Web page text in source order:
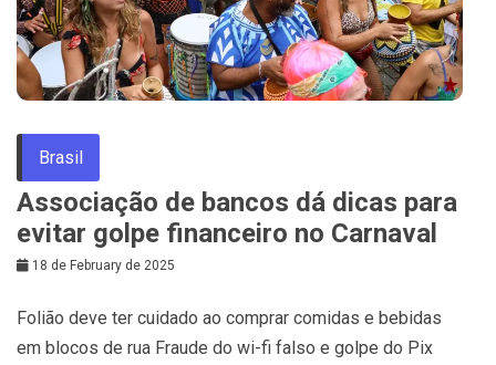
Brasil
Associação de bancos dá dicas para
evitar golpe financeiro no Carnaval
18 de February de 2025
Folião deve ter cuidado ao comprar comidas e bebidas
em blocos de rua Fraude do wi-fi falso e golpe do Pix